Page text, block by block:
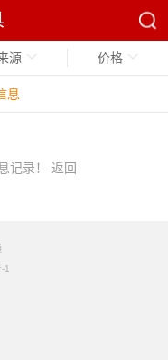
源 价格
息
记录！ 返回
-1